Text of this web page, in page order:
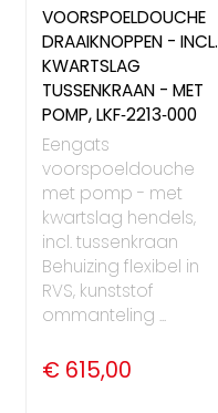
VOORSPOELDOUCHE
DRAAIKNOPPEN - INCL.
KWARTSLAG
TUSSENKRAAN - MET
POMP, LKF‑2213‑000
Eengats
voorspoeldouche
met pomp - met
kwartslag hendels,
incl. tussenkraan
Behuizing flexibel in
RVS, kunststof
ommanteling ...
€ 615,00